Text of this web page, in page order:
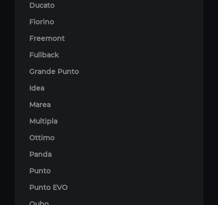
Ducato
Fiorino
Freemont
Fullback
Grande Punto
Idea
Marea
Multipla
Ottimo
Panda
Punto
Punto EVO